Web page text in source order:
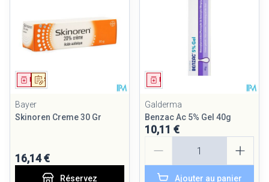
Sur prescription
Médicament
Bayer
Skinoren Creme 30 Gr
16,14 €
Réservez
Galderma
Benzac Ac 5% Gel 40g
10,11 €
Ajouter au panier